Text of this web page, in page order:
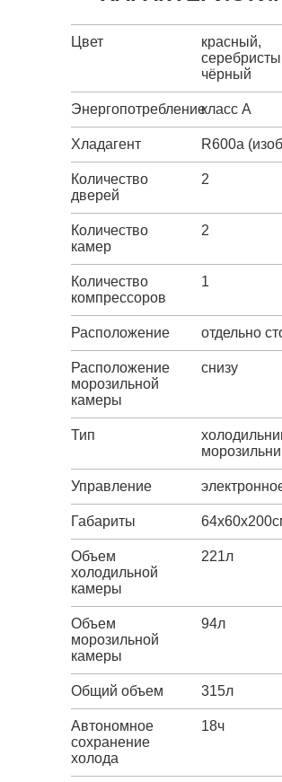
Цвет
красный,
чёрный
Энергопотреблениекласс A
Хладагент R600a
Количество
дверей
2
Количество
камер
2
Количество
компрессоров
1
Расположение отдельно
Расположение
морозильной
камеры
снизу
Тип
Управление
Габариты
Объем
холодильной
камеры
221л
Объем
морозильной
камеры
94л
Общий объем 315л
Автономное
сохранение
холода
18ч